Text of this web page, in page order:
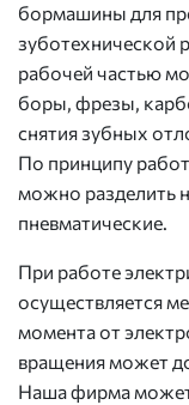
бормашины для
зуботехнической
рабочей частью
боры, фрезы,
снятия зубных
По принципу
можно разделить
пневматические.
При работе
осуществляется
момента от
вращения может
Наша фирма